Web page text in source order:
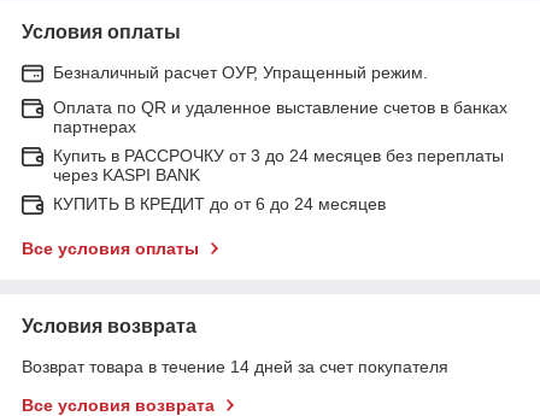
Условия оплаты
Безналичный расчет ОУР, Упращенный режим.
Оплата по QR и удаленное выставление счетов в банках
партнерах
Купить в РАССРОЧКУ от 3 до 24 месяцев без переплаты
через KASPI BANK
КУПИТЬ В КРЕДИТ до от 6 до 24 месяцев
Все условия оплаты
Условия возврата
Возврат товара в течение 14 дней за счет покупателя
Все условия возврата